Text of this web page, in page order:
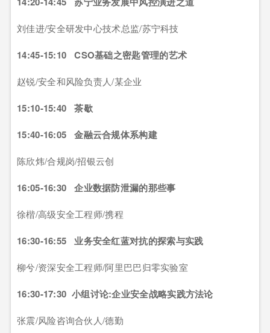
刘佳进/安全研发中心技术总监/苏宁科技
14:45-15:10 CSO基础之密匙管理的艺术
赵锐/安全和风险负责人/某企业
15:10-15:40 茶歇
15:40-16:05 金融云合规体系构建
陈欣炜/合规岗/招银云创
16:05-16:30 企业数据防泄漏的那些事
徐楷/高级安全工程师/携程
16:30-16:55 业务安全红蓝对抗的探索与实践
柳兮/资深安全工程师/阿里巴巴归零实验室
16:30-17:30 小组讨论:企业安全战略实践方法论
张震/风险咨询合伙人/德勤